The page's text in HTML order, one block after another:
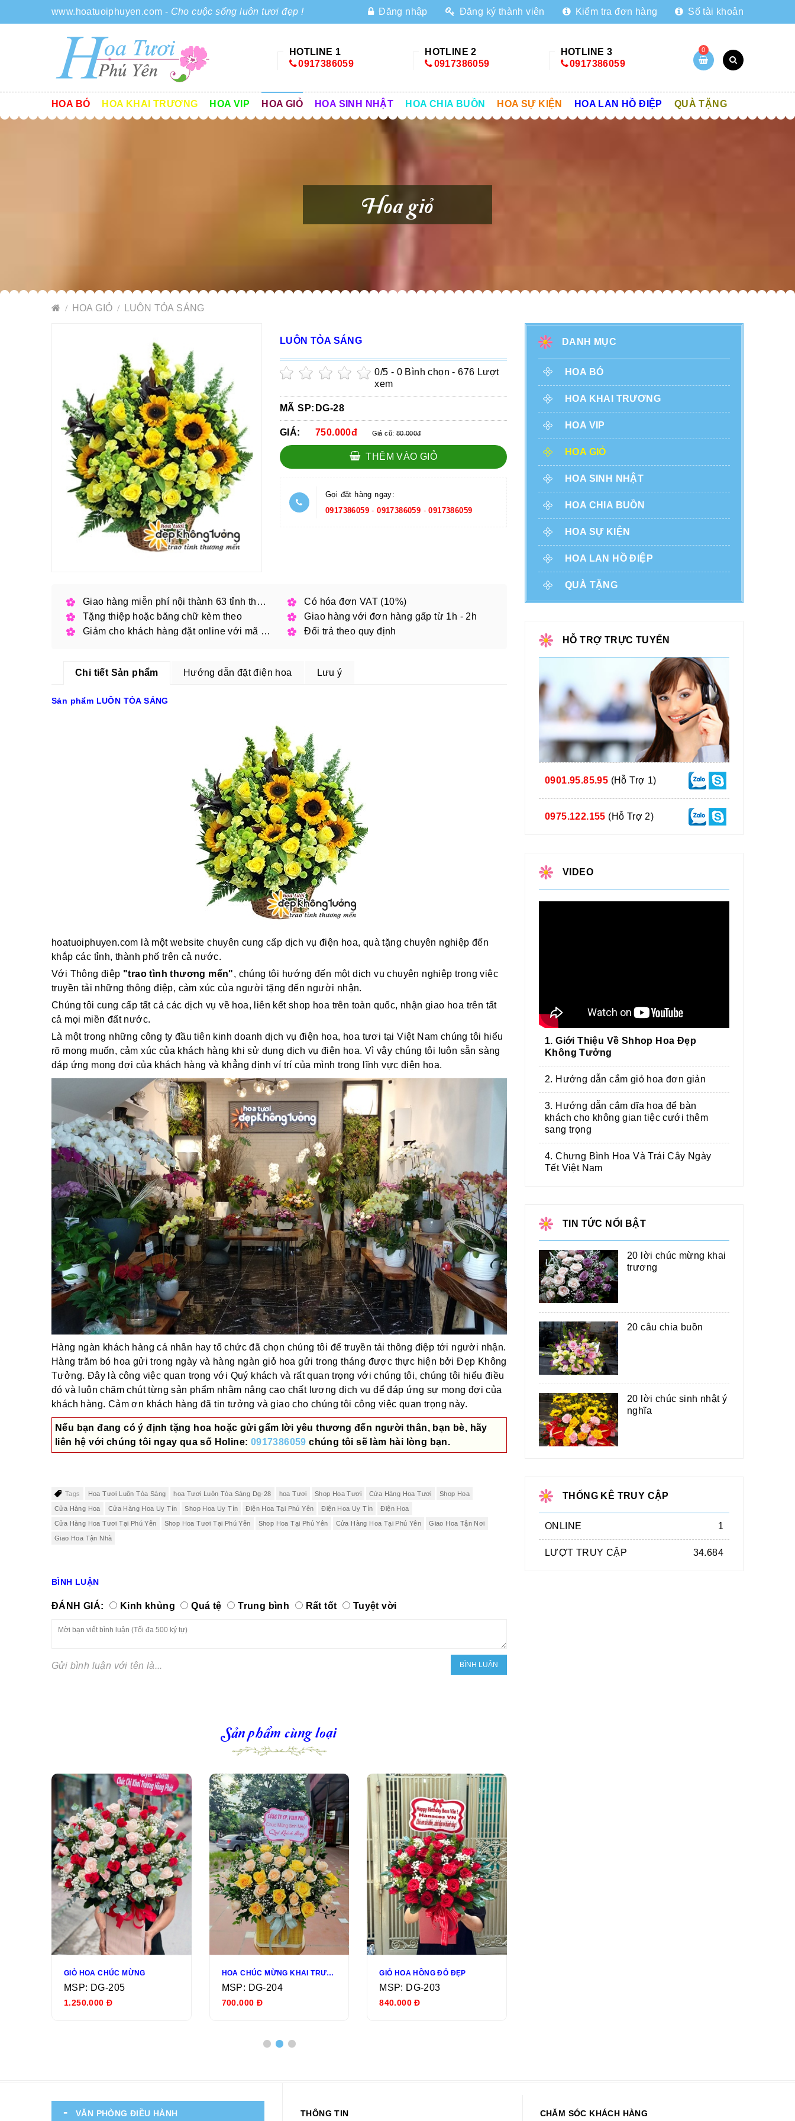
www.hoatuoiphuyen.com - Cho cuộc sống luôn tươi đẹp ! Đăng nhập Đăng ký thành viên Kiểm tra đơn hàng Số tài khoản
HOTLINE 1
0917386059
HOTLINE 2
0917386059
HOTLINE 3
0917386059
0
HOA BÓ HOA KHAI TRƯƠNG HOA VIP HOA GIỎ HOA SINH NHẬT HOA CHIA BUỒN HOA SỰ KIỆN HOA LAN HỒ ĐIỆP QUÀ TẶNG
Hoa giỏ
HOA GIỎ LUÔN TỎA SÁNG
LUÔN TỎA SÁNG
0/5 - 0 Bình chọn - 676 Lượt
xem
MÃ SP: DG-28
GIÁ: 750.000đ Giá cũ:80.000đ
THÊM VÀO GIỎ
Gọi đặt hàng ngay:
0917386059 -0917386059 -0917386059
Giao hàng miễn phí nội thành 63 tỉnh thành phố
Có hóa đơn VAT (10%)
Tặng thiệp hoặc băng chữ kèm theo
Giao hàng với đơn hàng gấp từ 1h - 2h
Giảm cho khách hàng đặt online với mã giảm giá
Đổi trả theo quy định
Chi tiết Sản phẩm Hướng dẫn đặt điện hoa Lưu ý
Sản phẩm LUÔN TỎA SÁNG
hoatuoiphuyen.com là một website chuyên cung cấp dịch vụ điện hoa, quà tặng chuyên nghiệp đến
khắp các tỉnh, thành phố trên cả nước.
Với Thông điệp "trao tình thương mến", chúng tôi hướng đến một dịch vụ chuyên nghiệp trong việc
truyền tải những thông điệp, cảm xúc của người tặng đến người nhận.
Chúng tôi cung cấp tất cả các dịch vụ về hoa, liên kết shop hoa trên toàn quốc, nhận giao hoa trên tất
cả mọi miền đất nước.
Là một trong những công ty đầu tiên kinh doanh dịch vụ điện hoa, hoa tươi tại Việt Nam chúng tôi hiểu
rõ mong muốn, cảm xúc của khách hàng khi sử dụng dịch vụ điện hoa. Vì vậy chúng tôi luôn sẵn sàng
đáp ứng mong đợi của khách hàng và khẳng định ví trí của mình trong lĩnh vực điện hoa.
Hàng ngàn khách hàng cá nhân hay tổ chức đã chọn chúng tôi để truyền tải thông điệp tới người nhận.
Hàng trăm bó hoa gửi trong ngày và hàng ngàn giỏ hoa gửi trong tháng được thực hiện bởi Đẹp Không
Tưởng. Đây là công việc quan trọng với Quý khách và rất quan trọng với chúng tôi, chúng tôi hiểu điều
đó và luôn chăm chút từng sản phẩm nhằm nâng cao chất lượng dịch vụ để đáp ứng sự mong đợi của
khách hàng. Cảm ơn khách hàng đã tin tưởng và giao cho chúng tôi công việc quan trọng này.
Nếu bạn đang có ý định tặng hoa hoặc gửi gấm lời yêu thương đến người thân, bạn bè, hãy
liên hệ với chúng tôi ngay qua số Holine: 0917386059 chúng tôi sẽ làm hài lòng bạn.
Tags Hoa Tươi Luôn Tỏa Sáng hoa Tươi Luôn Tỏa Sáng Dg-28 hoa Tươi Shop Hoa Tươi Cửa Hàng Hoa Tươi Shop Hoa
Cửa Hàng Hoa Cửa Hàng Hoa Uy Tín Shop Hoa Uy Tín Điện Hoa Tại Phú Yên Điện Hoa Uy Tín Điện Hoa
Cửa Hàng Hoa Tươi Tại Phú Yên Shop Hoa Tươi Tại Phú Yên Shop Hoa Tại Phú Yên Cửa Hàng Hoa Tại Phú Yên Giao Hoa Tận Nơi
Giao Hoa Tận Nhà
BÌNH LUẬN
ĐÁNH GIÁ: Kinh khủng Quá tệ Trung bình Rất tốt Tuyệt vời
Gửi bình luận với tên là...
Sản phẩm cùng loại
GIỎ HOA CHÚC MỪNG
MSP: DG-205
1.250.000 Đ
HOA CHÚC MỪNG KHAI TRƯƠNG
MSP: DG-204
700.000 Đ
GIỎ HOA HỒNG ĐỎ ĐẸP
MSP: DG-203
840.000 Đ
DANH MỤC
HOA BÓ
HOA KHAI TRƯƠNG
HOA VIP
HOA GIỎ
HOA SINH NHẬT
HOA CHIA BUỒN
HOA SỰ KIỆN
HOA LAN HỒ ĐIỆP
QUÀ TẶNG
HỖ TRỢ TRỰC TUYẾN
0901.95.85.95 (Hỗ Trợ 1)
0975.122.155 (Hỗ Trợ 2)
VIDEO
1. Giới Thiệu Về Shhop Hoa Đẹp
Không Tưởng
2. Hướng dẫn cắm giỏ hoa đơn giản
3. Hướng dẫn cắm dĩa hoa để bàn
khách cho không gian tiệc cưới thêm
sang trọng
4. Chưng Bình Hoa Và Trái Cây Ngày
Tết Việt Nam
TIN TỨC NỔI BẬT
20 lời chúc mừng khai
trương
20 câu chia buồn
20 lời chúc sinh nhật ý
nghĩa
THỐNG KÊ TRUY CẬP
ONLINE 1
LƯỢT TRUY CẬP 34.684
VĂN PHÒNG ĐIỀU HÀNH THÔNG TIN CHĂM SÓC KHÁCH HÀNG